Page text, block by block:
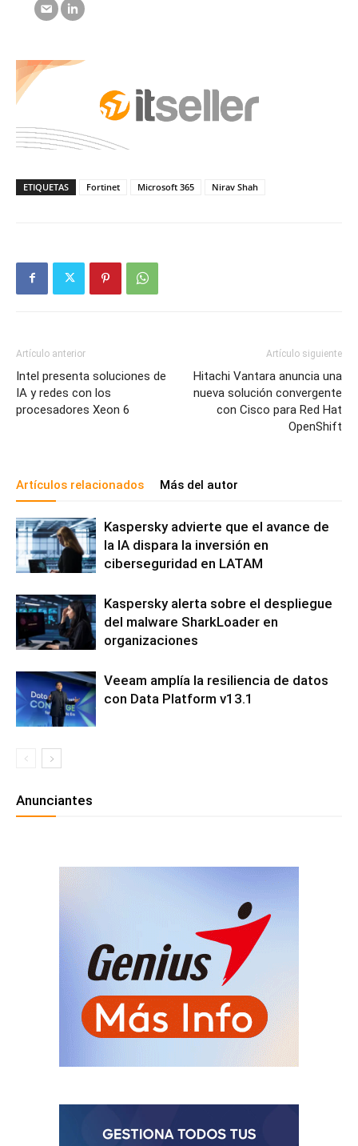
ETIQUETAS Fortinet Microsoft 365 Nirav Shah
Artículo anterior
Intel presenta soluciones de
IA y redes con los
procesadores Xeon 6
Artículo siguiente
Hitachi Vantara anuncia una
nueva solución convergente
con Cisco para Red Hat
OpenShift
Artículos relacionados Más del autor
Kaspersky advierte que el avance de
la IA dispara la inversión en
ciberseguridad en LATAM
Kaspersky alerta sobre el despliegue
del malware SharkLoader en
organizaciones
Veeam amplía la resiliencia de datos
con Data Platform v13.1
Anunciantes